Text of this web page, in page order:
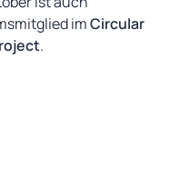
imCircular
.